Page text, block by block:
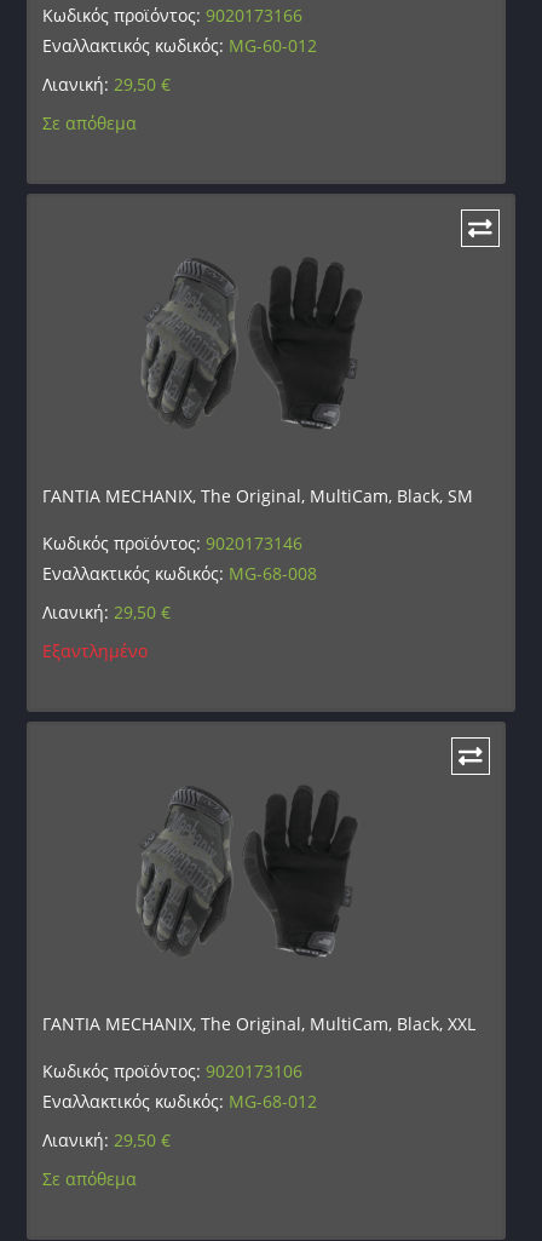
Κωδικός προϊόντος:9020173166
Εναλλακτικός κωδικός: MG-60-012
Λιανική:29,50€
Σε απόθεμα
ΓΑΝΤΙΑ MECHANIX, The Original, MultiCam, Black, SM
Κωδικός προϊόντος:9020173146
Εναλλακτικός κωδικός: MG-68-008
Λιανική:29,50€
Εξαντλημένο
ΓΑΝΤΙΑ MECHANIX, The Original, MultiCam, Black, XXL
Κωδικός προϊόντος:9020173106
Εναλλακτικός κωδικός: MG-68-012
Λιανική:29,50€
Σε απόθεμα